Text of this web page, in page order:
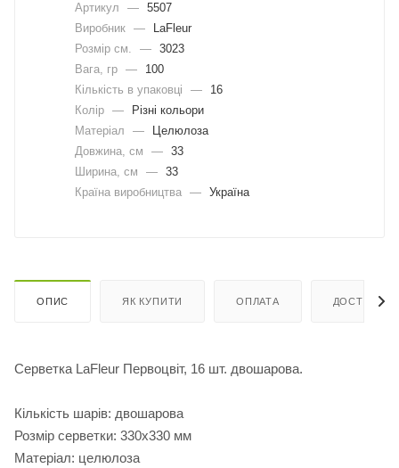
Артикул — 5507
Виробник —
LaFleur
Розмір см.
— 3023
Вага, гр —
100
Кількість в упаковці
—
16
Колір —
Різні кольори
Матеріал
—
Целюлоза
Довжина, cм
— 33
Ширина, cм
— 33
Країна виробництва — Україна
ОПИС ЯК КУПИТИ ОПЛАТА ДОСТАВКА
Серветка LaFleur Первоцвіт, 16 шт. двошарова.
Кількість шарів: двошарова
Розмір серветки: 330х330 мм
Матеріал: целюлоза